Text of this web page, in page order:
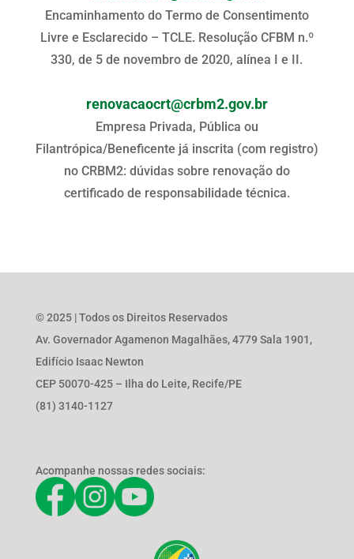
Encaminhamento do Termo de Consentimento
Livre e Esclarecido – TCLE. Resolução CFBM n.º
330, de 5 de novembro de 2020, alínea I e II.
renovacaocrt@crbm2.gov.br
Empresa Privada, Pública ou
Filantrópica/Beneficente já inscrita (com registro)
no CRBM2: dúvidas sobre renovação do
certificado de responsabilidade técnica.
© 2025 | Todos os Direitos Reservados
Av. Governador Agamenon Magalhães, 4779 Sala 1901,
Edifício Isaac Newton
CEP 50070-425 – Ilha do Leite, Recife/PE
(81) 3140-1127
Acompanhe nossas redes sociais: